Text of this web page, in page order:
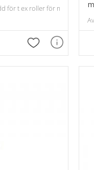
för t ex roller för
Lägg till i
ml